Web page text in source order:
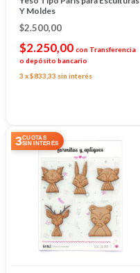
Y Moldes
$2.500,00
$2.250,00 con Transferencia
o depósito bancario
3 x$833,33 sin interés
3CUOTAS
SIN INTERÉS